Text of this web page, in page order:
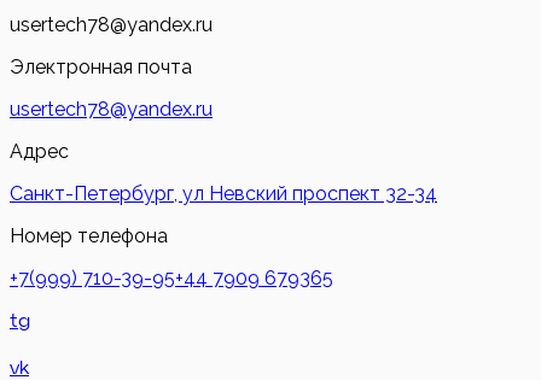
usertech78@yandex.ru
Электронная почта
usertech78@yandex.ru
Адрес
Санкт-Петербург, ул Невский проспект 32-34
Номер телефона
+7(999) 710-39-95+44 7909 679365
tg
vk